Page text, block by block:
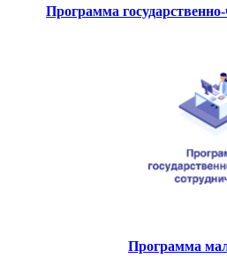
Программа
Программа